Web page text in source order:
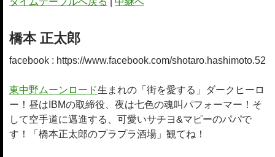
橋本 正太郎
facebook : https://www.facebook.com/shotaro.hashimoto.52
東中野ムーンロード生まれの「街を愛する」ダークヒーロ
ー！昼はIBMの取締役、夜は七色の魂叫パフォーマー！そ
して空手道に邁進する、可愛いサチヨ&マピーのパパで
す！「橋本正太郎のプラプラ酒場」観てね！